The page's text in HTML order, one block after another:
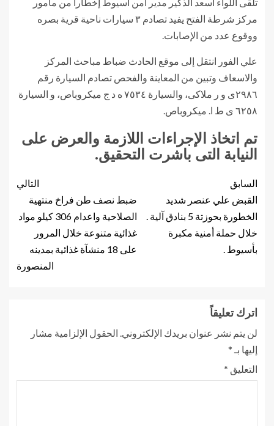
تلقى اللواء أسعد الذكير مدير أمن أسيوط إخطارا من مأمور
مركز شرطة الفتح يفيد تصادم ٣ سيارات ناحية قرية بصره
ووقوع عدد من الإصابات.
علي الفور انتقل إلى موقع الحادث ضباط مباحث المركز
والاسعاف وتبين من المعاينة والفحص تصادم السيارة رقم
٢٩٨٦ى و ر ملاكى، والسيارة ٧٥٣٤ ه د ج ميكروباص، و السيارة
٦٢٥٨ ى ط ا. ميكروباص.
تم اتخاذ الإجراءات اللازمة والعرض على
النيابة التى باشرت التحقيق.
السابق
القبض علي عنصر شديد
الخطورة بحوزتة 5 بنادق آلية .
خلال حملة أمنية مكبرة
بأسيوط .
التالي
ضبط نصف طن فراخ منتهية
الصلاحية واعدام 306 كيلو مواد
غذائية متنوعة خلال المرور
على 18 منشآة غذائية بمدينه
المنصورة
اترك تعليقاً
لن يتم نشر عنوان بريدك الإلكتروني. الحقول الإلزامية مشار
إليها بـ *
التعليق *